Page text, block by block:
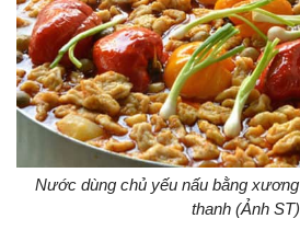
Nước dùng chủ yếu nấu bằng
thanh (Ảnh ST)